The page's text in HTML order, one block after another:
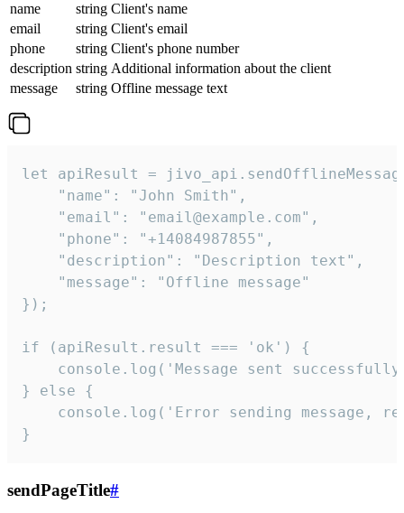
name
string Client's name
email
string Client's email
phone
string Client's phone number
description string Additional information about the client
message
string Offline message text
let apiResult =
    "name": "John Smith",
    "email": "email@example.com",
    "phone": "+14084987855",
    "description": "Description text",
    "message": "Offline message"
});
if (apiResult.result === 'ok') {
console.log('Message sent
} else {
console.log('Error sending message,
}
sendPageTitle#